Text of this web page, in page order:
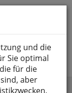
und die
Sie optimal
für die
aber